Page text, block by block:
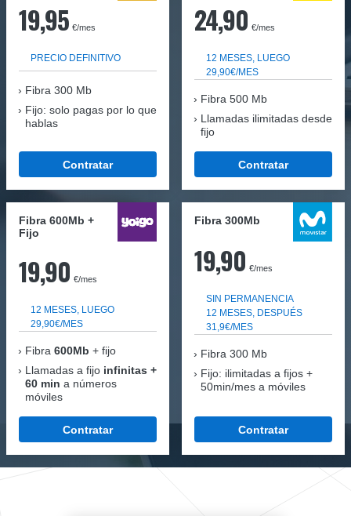
19,95 €/mes
PRECIO DEFINITIVO
Fibra 300 Mb
Fijo: solo pagas por lo que
hablas
Contratar
24,90 €/mes
12 MESES, LUEGO
29,90€/MES
Fibra 500 Mb
Llamadas ilimitadas desde
fijo
Contratar
Fibra 600Mb +
Fijo
19,90 €/mes
12 MESES, LUEGO
29,90€/MES
Fibra 600Mb + fijo
Llamadas a fijo infinitas +
60 min a números
móviles
Contratar
Fibra 300Mb
19,90 €/mes
SIN PERMANENCIA
12 MESES, DESPUÉS
31,9€/MES
Fibra 300 Mb
Fijo: ilimitadas a fijos +
50min/mes a móviles
Contratar